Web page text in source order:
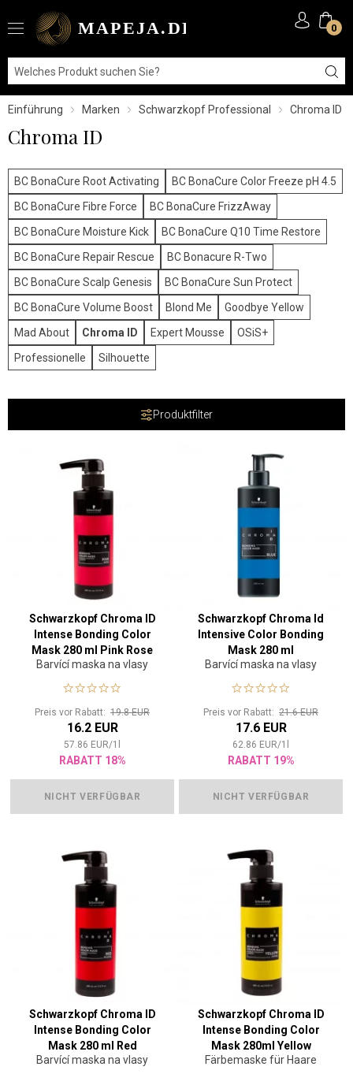
0
Einführung Marken Schwarzkopf Professional Chroma ID
Chroma ID
BC BonaCure Root Activating
BC BonaCure Color Freeze pH 4.5
BC BonaCure Fibre Force
BC BonaCure FrizzAway
BC BonaCure Moisture Kick
BC BonaCure Q10 Time Restore
BC BonaCure Repair Rescue
BC Bonacure R-Two
BC BonaCure Scalp Genesis
BC BonaCure Sun Protect
BC BonaCure Volume Boost
Blond Me
Goodbye Yellow
Mad About
Chroma ID Expert Mousse
OSiS+
Professionelle
Silhouette
Produktfilter
Schwarzkopf Chroma ID
Intense Bonding Color
Mask 280 ml Pink Rose
Barvící maska na vlasy
Preis vor Rabatt: 19.8 EUR
16.2 EUR
57.86 EUR/1
RABATT 18%
NICHT VERFÜGBAR
Schwarzkopf Chroma Id
Intensive Color Bonding
Mask 280 ml
Barvící maska na vlasy
Preis vor Rabatt: 21.6 EUR
17.6 EUR
62.86 EUR/1
RABATT 19%
NICHT VERFÜGBAR
Schwarzkopf Chroma ID
Intense Bonding Color
Mask 280 ml Red
Barvící maska na vlasy
Schwarzkopf Chroma ID
Intense Bonding Color
Mask 280ml Yellow
Färbemaske für Haare